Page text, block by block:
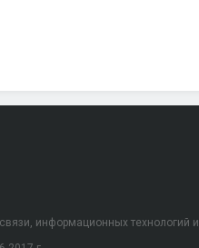
информационных технологий и